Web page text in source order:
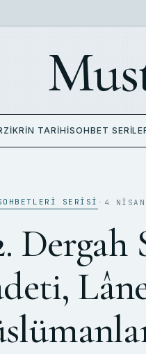
ZIKRIN TARIHISOHBET
SERISI · 4